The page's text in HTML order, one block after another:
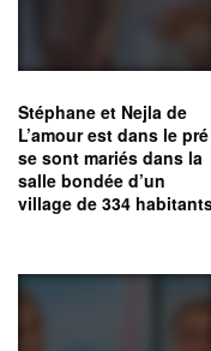
Stéphane et Nejla de
L’amour est dans le pré
se sont mariés dans la
salle bondée d’un
village de 334